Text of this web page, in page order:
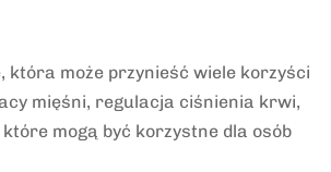
może przynieść wiele korzyści
mięśni, regulacja ciśnienia krwi,
mogą być korzystne dla osób